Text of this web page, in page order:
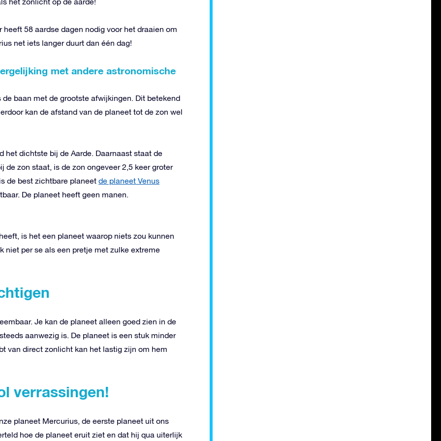
58 aardse dagen nodig voor het draaien om
net iets langer duurt dan één dag!
met andere astronomische
baan met de grootste afwijkingen. Dit betekend
kan de afstand van de planeet tot de zon wel
het dichtste bij de Aarde. Daarnaast staat de
zon staat, is de zon ongeveer 2,5 keer groter
de best zichtbare planeet de planeet Venus
De planeet heeft geen manen.
is het een planeet waarop niets zou kunnen
niet per se als een pretje met zulke extreme
Je kan de planeet alleen goed zien in de
aanwezig is. De planeet is een stuk minder
van direct zonlicht kan het lastig zijn om hem
verrassingen!
planeet Mercurius, de eerste planeet uit ons
hoe de planeet eruit ziet en dat hij qua uiterlijk